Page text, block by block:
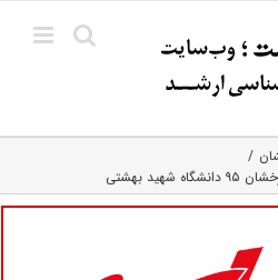
بهشتی